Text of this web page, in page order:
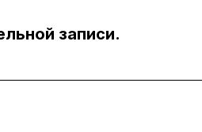
записи.